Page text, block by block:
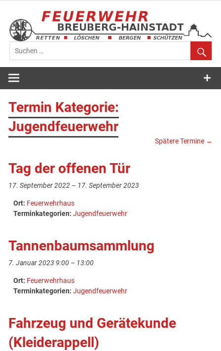
springen
Feuerwehr
Breuberg-
Termin Kategorie:
Jugendfeuerwehr
Spätere Termine →
Tag der offenen Tür
17. September 2022 – 17. September 2023
Ort: Feuerwehrhaus
Terminkategorien: Jugendfeuerwehr
Tannenbaumsammlung
7. Januar 2023 9:00 – 13:00
Ort: Feuerwehrhaus
Terminkategorien: Jugendfeuerwehr
Fahrzeug und Gerätekunde
(Kleiderappell)